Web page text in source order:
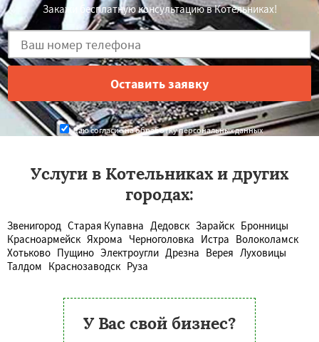
Закажи бесплатную консультацию в Котельниках!
Даю согласие на обработку персональных данных
Услуги в Котельниках и других
городах:
Звенигород Старая Купавна Дедовск Зарайск Бронницы
Красноармейск Яхрома Черноголовка Истра Волоколамск
Хотьково Пущино Электроугли Дрезна Верея Луховицы
Талдом Краснозаводск Руза
У Вас свой бизнес?